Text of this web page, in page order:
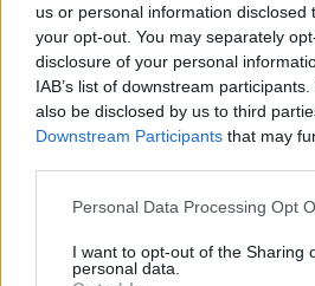
us or personal information disclosed
your opt-out. You may separately
disclosure of your personal
IAB’s list of downstream
also be disclosed by us to third
Downstream Participants that may
Please note that this website/app
not limited to your visit or usage
grant or deny consent to Google
Personal Data Processing Opt
I want to opt-out of the Sharing
personal data.
Az ezredes tájékoztatása
évente 50-70 eljárás indul
graffitik száma ennél
magasabb, hiszen egy
rajzol. A rendőrség már
nyilvántartást vezetek a
felbukkanó falfirkákról, így
felderíteni egy-egy "alkotó"
felelősségre vonják az
azonosítható többi graffitiért